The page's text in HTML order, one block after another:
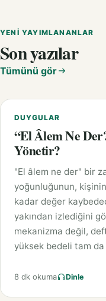
YENI YAYIMLANANLAR
Son yazılar
Tümünü gör
DUYGULAR
“El Âlem Ne
Yönetir?
"El âlem ne der" bir
yoğunluğunun,
kadar değer
yakından izlediğini
mekanizma değil,
yüksek bedeli tam
8 dk okuma Dinle